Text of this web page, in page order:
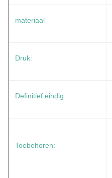
materiaal
Druk:
Definitief eindig:
Toebehoren: